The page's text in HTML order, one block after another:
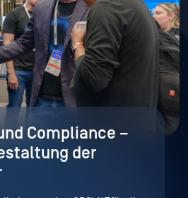
Compliance –
der